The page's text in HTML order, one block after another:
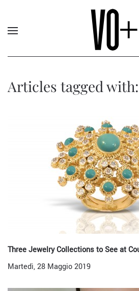
Articles tagged
Three Jewelry Collections to See at
Martedì, 28 Maggio 2019